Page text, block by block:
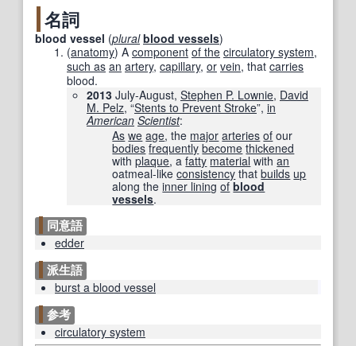
名詞
blood vessel (plural blood vessels)
(anatomy) A component of the circulatory system,
such as an artery, capillary, or vein, that carries
blood.
2013 July-August, Stephen P. Lownie, David
M. Pelz, “Stents to Prevent Stroke”, in
American Scientist:
As we age, the major arteries of our
bodies frequently become thickened
withplaque, afatty material withan
oatmeal-likeconsistency thatbuilds up
along theinner lining of blood
vessels.
同意語
edder
派生語
burst a blood vessel
参考
circulatory system